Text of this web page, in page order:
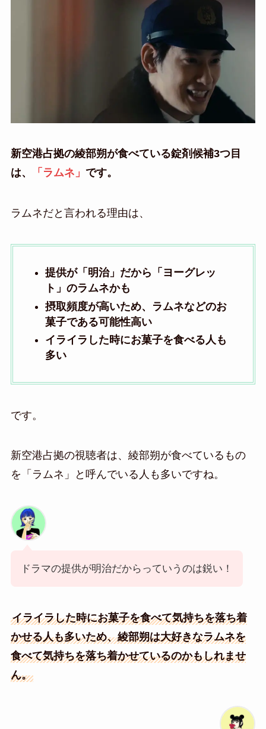
新空港占拠の綾部朔が食べている錠剤候補3つ目
は、
「ラムネ」 です。
ラムネだと言われる理由は、
提供が「明治」だから「ヨーグレッ
ト」のラムネかも
摂取頻度が高いため、ラムネなどのお
菓子である可能性高い
イライラした時にお菓子を食べる人も
多い
です。
新空港占拠の視聴者は、綾部朔が食べているもの
を「ラムネ」と呼んでいる人も多いですね。
ドラマの提供が明治だからっていうのは鋭い！
イライラした時にお菓子を食べて気持ちを落ち着
かせる人も多いため、綾部朔は大好きなラムネを
食べて気持ちを落ち着かせているのかもしれませ
ん。